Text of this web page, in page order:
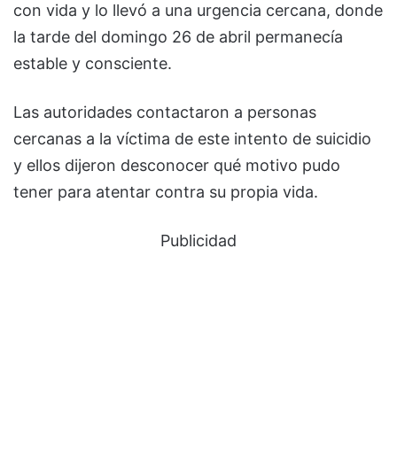
con vida y lo llevó a una urgencia cercana, donde
la tarde del domingo 26 de abril permanecía
estable y consciente.
Las autoridades contactaron a personas
cercanas a la víctima de este intento de suicidio
y ellos dijeron desconocer qué motivo pudo
tener para atentar contra su propia vida.
Publicidad